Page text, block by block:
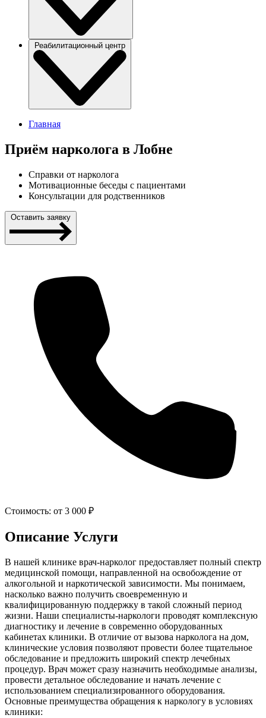
Реабилитационный центр
Главная
Приём нарколога в Лобне
Справки от нарколога
Мотивационные беседы с пациентами
Консультации для родственников
Оставить заявку
Стоимость: от 3 000 ₽
Описание Услуги
В нашей клинике врач-нарколог предоставляет полный спектр
медицинской помощи, направленной на освобождение от
алкогольной и наркотической зависимости. Мы понимаем,
насколько важно получить своевременную и
квалифицированную поддержку в такой сложный период
жизни. Наши специалисты-наркологи проводят комплексную
диагностику и лечение в современно оборудованных
кабинетах клиники. В отличие от вызова нарколога на дом,
клинические условия позволяют провести более тщательное
обследование и предложить широкий спектр лечебных
процедур. Врач может сразу назначить необходимые анализы,
провести детальное обследование и начать лечение с
использованием специализированного оборудования.
Основные преимущества обращения к наркологу в условиях
клиники: